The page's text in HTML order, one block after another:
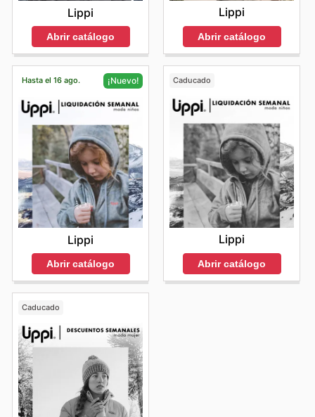
Lippi
Abrir catálogo
Lippi
Abrir catálogo
Hasta el 16 ago. ¡Nuevo!
Lippi
Abrir catálogo
Caducado
Lippi
Abrir catálogo
Caducado